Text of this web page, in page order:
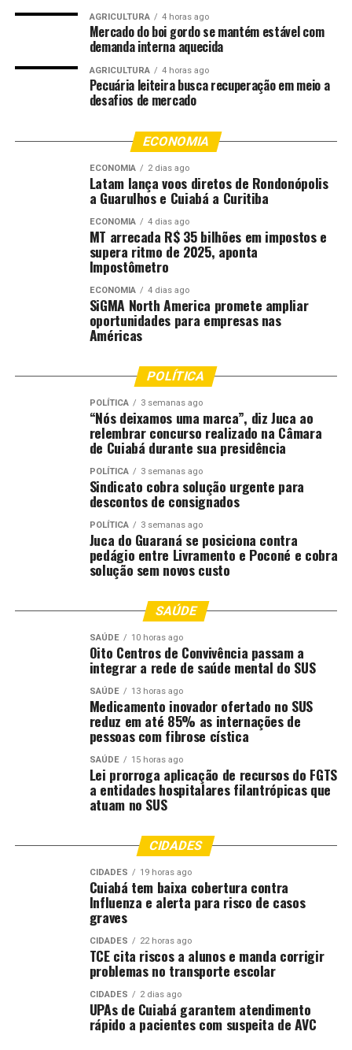
A iniciativa tem como objetivo geral promover a
conscientização ambiental e climática nas escolas
públicas, incentivando a reflexão sobre temas cada vez
mais presentes no cotidiano da população, como
eventos climáticos extremos, queimadas,
recursos naturais. Entre os objetivos específicos estão a
preservação ambiental, o incentivo à adoção de práticas
sustentáveis no ambiente escolar e familiar e o
fortalecimento da cidadania ambiental.
“A mudança de comportamento começa pelo
conhecimento. Quando o estudante compreende os
impactos das suas ações e percebe que também pode
contribuir para a preservação ambiental, ele passa a ser
um agente de transformação dentro da escola, da
família e da sociedade”, ressalta a coordenadora.
Linguagem adequada a cada faixa etária
As atividades serão realizadas de forma presencial, por
meio de palestras conduzidas por representantes das
instituições parceiras do Cesima,
sempre com a participação da coordenação do projeto.
De acordo com a faixa etária dos participantes, as
abordagens serão adaptadas para garantir maior
compreensão e engajamento.
As atividades abordarão conceitos básicos de meio
ambiente, problemas ambientais contemporâneos,
impactos das queimadas e do desmatamento, gestão da
água, preservação da biodiversidade e os efeitos das
mudanças climáticas na qualidade de vida da população.
Também serão discutidas responsabilidades
compartilhadas entre governo, instituições e sociedade
civil, além de ações práticas que podem ser incorporadas
ao cotidiano, como economia de água, descarte
adequado de resíduos, prevenção de queimadas e
preservação das áreas verdes.
momento da palestra. Queremos que os alunos levem
essas reflexões para suas casas, conversem com suas
famílias e se tornem multiplicadores de atitudes
sustentáveis. É um investimento na educação, na
cidadania e no futuro de Mato Grosso”, conclui a
Participam da iniciativa o Tribunal de Justiça de Mato
Grosso (TJMT), Ministério Público do Estado de Mato
Grosso (MPMT), Defensoria Pública do Estado de Mato
Grosso (DPE-MT), Tribunal Regional do Trabalho da 23ª
AGRICULTURA 4 horas ago
Mercado do boi gordo se mantém estável com
demanda interna aquecida
AGRICULTURA 4 horas ago
Pecuária leiteira busca recuperação em meio a
desafios de mercado
ECONOMIA
ECONOMIA 2 dias ago
Latam lança voos diretos de Rondonópolis
a Guarulhos e Cuiabá a Curitiba
ECONOMIA 4 dias ago
MT arrecada R$ 35 bilhões em impostos e
supera ritmo de 2025, aponta
Impostômetro
ECONOMIA 4 dias ago
SiGMA North America promete ampliar
oportunidades para empresas nas
Américas
POLÍTICA
POLÍTICA 3 semanas ago
“Nós deixamos uma marca”, diz Juca ao
relembrar concurso realizado na Câmara
de Cuiabá durante sua presidência
POLÍTICA 3 semanas ago
Sindicato cobra solução urgente para
descontos de consignados
POLÍTICA 3 semanas ago
Juca do Guaraná se posiciona contra
pedágio entre Livramento e Poconé e cobra
solução sem novos custo
SAÚDE
SAÚDE 10 horas ago
Oito Centros de Convivência passam a
integrar a rede de saúde mental do SUS
SAÚDE 13 horas ago
Medicamento inovador ofertado no SUS
reduz em até 85% as internações de
pessoas com fibrose cística
SAÚDE 15 horas ago
Lei prorroga aplicação de recursos do FGTS
a entidades hospitalares filantrópicas que
atuam no SUS
CIDADES
CIDADES 19 horas ago
Cuiabá tem baixa cobertura contra
Influenza e alerta para risco de casos
graves
CIDADES 22 horas ago
TCE cita riscos a alunos e manda corrigir
problemas no transporte escolar
CIDADES 2 dias ago
UPAs de Cuiabá garantem atendimento
rápido a pacientes com suspeita de AVC